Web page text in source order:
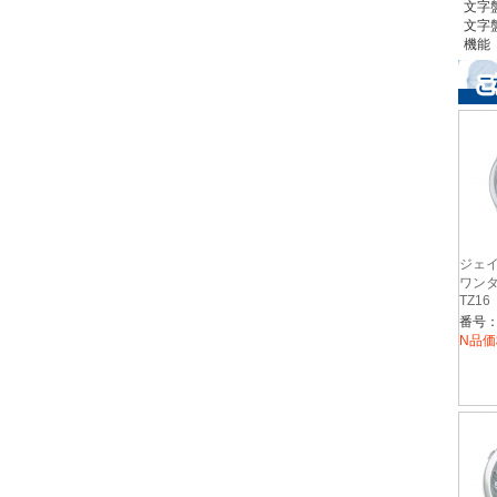
文字
文字
機
ジェ
ワン
TZ16
番号
N品